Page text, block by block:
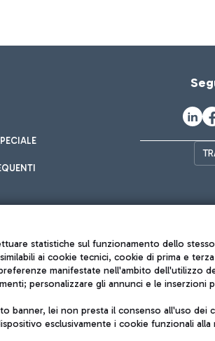
Roma FCO
L'aeroporto
statistiche sul funzionamento dello
ai cookie tecnici, cookie di prima e
manifestate nell'ambito dell'utilizzo
personalizzare gli annunci e le inserzioni
banner, lei non presta il consenso all'uso dei
esclusivamente i cookie funzionali alla